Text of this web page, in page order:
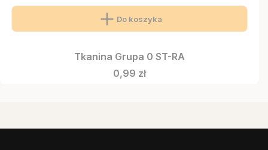
Do koszyka
Tkanina Grupa 0 ST-RA
Cena
0,99 zł